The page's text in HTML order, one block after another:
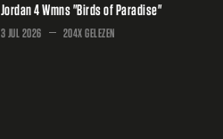
Jordan 4 Wmns "Birds of Paradise"
3 JUL 2026 204X GELEZEN